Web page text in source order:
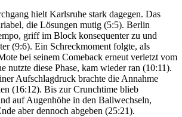
hielt Karlsruhe stark dagegen. Das
die Lösungen mutig (5:5). Berlin
griff im Block konsequenter zu und
(9:6). Ein Schreckmoment folgte, als
bei seinem Comeback erneut verletzt vom
nutzte diese Phase, kam wieder ran (10:11).
Aufschlagdruck brachte die Annahme
(16:12). Bis zur Crunchtime blieb
auf Augenhöhe in den Ballwechseln,
aber dennoch abgeben (25:21).